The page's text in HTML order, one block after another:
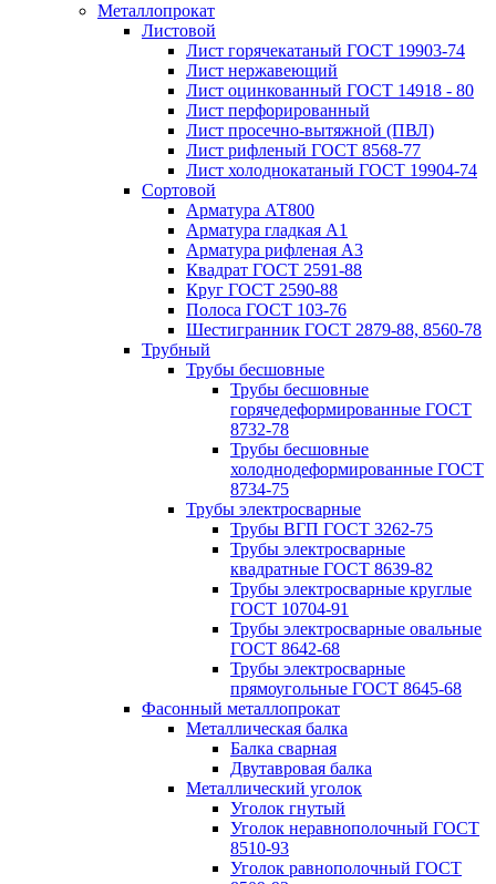
Металлопрокат
Листовой
Лист горячекатаный ГОСТ 19903-74
Лист нержавеющий
Лист оцинкованный ГОСТ 14918 - 80
Лист перфорированный
Лист просечно-вытяжной (ПВЛ)
Лист рифленый ГОСТ 8568-77
Лист холоднокатаный ГОСТ 19904-74
Сортовой
Арматура АТ800
Арматура гладкая А1
Арматура рифленая А3
Квадрат ГОСТ 2591-88
Круг ГОСТ 2590-88
Полоса ГОСТ 103-76
Шестигранник ГОСТ 2879-88, 8560-78
Трубный
Трубы бесшовные
Трубы бесшовные
горячедеформированные ГОСТ
8732-78
Трубы бесшовные
холоднодеформированные ГОСТ
8734-75
Трубы электросварные
Трубы ВГП ГОСТ 3262-75
Трубы электросварные
квадратные ГОСТ 8639-82
Трубы электросварные круглые
ГОСТ 10704-91
Трубы электросварные овальные
ГОСТ 8642-68
Трубы электросварные
прямоугольные ГОСТ 8645-68
Фасонный металлопрокат
Металлическая балка
Балка сварная
Двутавровая балка
Металлический уголок
Уголок гнутый
Уголок неравнополочный ГОСТ
8510-93
Уголок равнополочный ГОСТ